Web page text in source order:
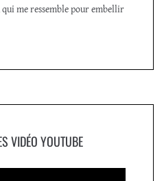
qui me ressemble pour embellir
VIDÉO YOUTUBE